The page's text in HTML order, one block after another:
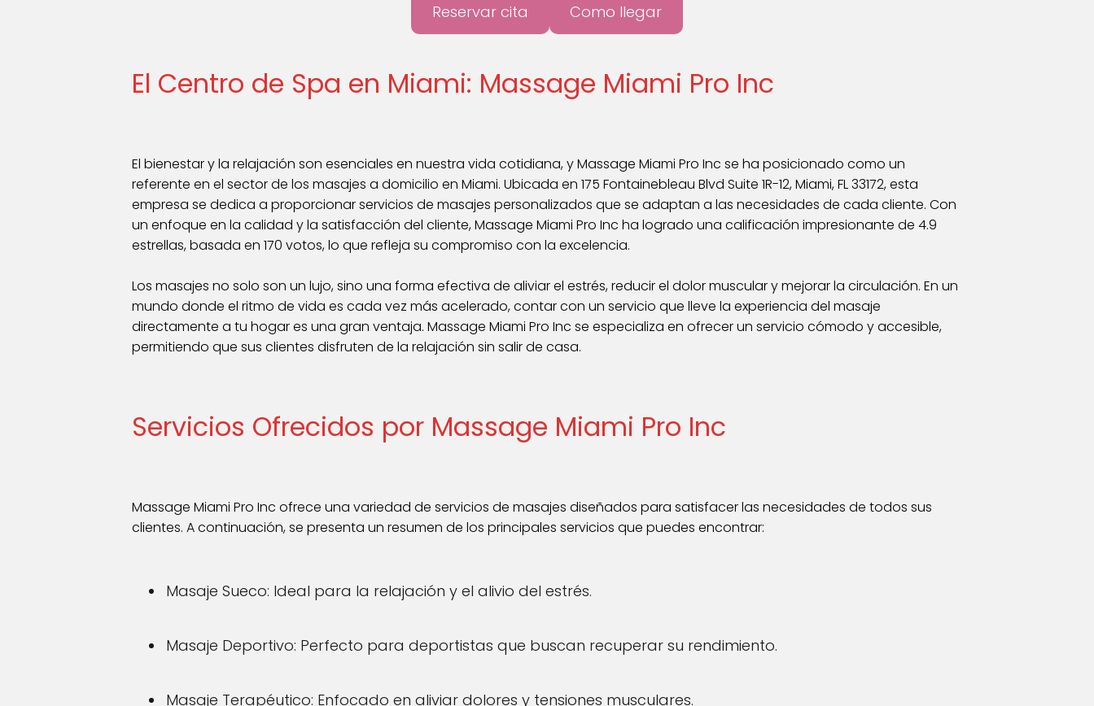
Reservar cita Como llegar
El Centro de Spa en Miami: Massage Miami Pro Inc
El bienestar y la relajación son esenciales en nuestra vida cotidiana, y Massage Miami Pro Inc se ha posicionado como un
referente en el sector de los masajes a domicilio en Miami. Ubicada en 175 Fontainebleau Blvd Suite 1R-12, Miami, FL 33172, esta
empresa se dedica a proporcionar servicios de masajes personalizados que se adaptan a las necesidades de cada cliente. Con
un enfoque en la calidad y la satisfacción del cliente, Massage Miami Pro Inc ha logrado una calificación impresionante de 4.9
estrellas, basada en 170 votos, lo que refleja su compromiso con la excelencia.
Los masajes no solo son un lujo, sino una forma efectiva de aliviar el estrés, reducir el dolor muscular y mejorar la circulación. En un
mundo donde el ritmo de vida es cada vez más acelerado, contar con un servicio que lleve la experiencia del masaje
directamente a tu hogar es una gran ventaja. Massage Miami Pro Inc se especializa en ofrecer un servicio cómodo y accesible,
permitiendo que sus clientes disfruten de la relajación sin salir de casa.
Servicios Ofrecidos por Massage Miami Pro Inc
Massage Miami Pro Inc ofrece una variedad de servicios de masajes diseñados para satisfacer las necesidades de todos sus
clientes. A continuación, se presenta un resumen de los principales servicios que puedes encontrar:
Masaje Sueco: Ideal para la relajación y el alivio del estrés.
Masaje Deportivo: Perfecto para deportistas que buscan recuperar su rendimiento.
Masaje Terapéutico: Enfocado en aliviar dolores y tensiones musculares.